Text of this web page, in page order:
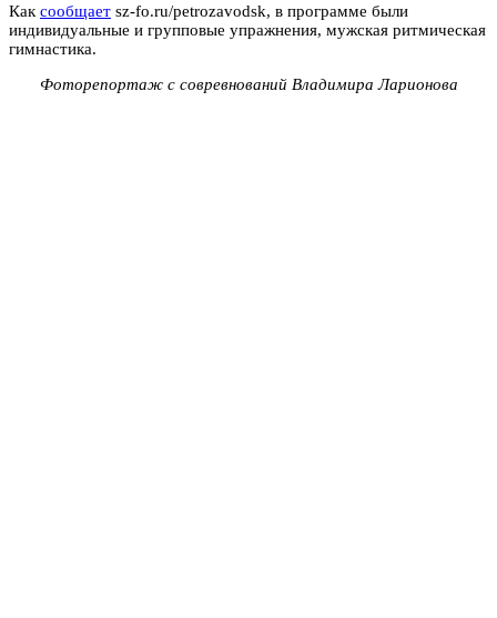
Как сообщает sz-fo.ru/petrozavodsk, в программе были
индивидуальные и групповые упражнения, мужская ритмическая
гимнастика.
Фоторепортаж с совревнований Владимира Ларионова